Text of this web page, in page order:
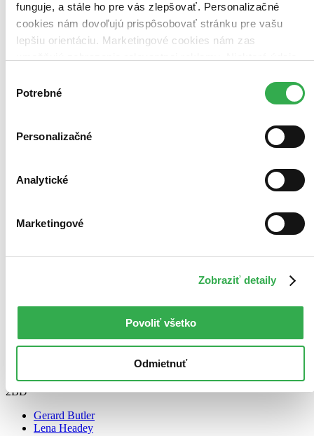
funguje, a stále ho pre vás zlepšovať. Personalizačné
cookies nám dovoľujú prispôsobovať stránku pre vašu
lepšiu orientáciu. Marketingové cookies nám zas
keby sme mohli používať všetky tieto cookies. Ďakujeme!
súhlasu
Potrebné
Personalizačné
Analytické
Marketingové
Zobraziť detaily
Povoliť všetko
Odmietnuť
CZ
2BD
Gerard Butler
Lena Headey